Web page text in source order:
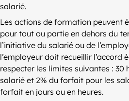
salarié.
Les actions de formation peuvent
pour tout ou partie en dehors du
l’initiative du salarié ou de
l’employeur doit recueillir l’accord
respecter les limites suivantes : 30
salarié et 2% du forfait pour les
forfait en jours ou en heures.